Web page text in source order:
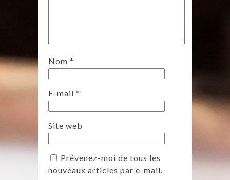
Nom *
E-mail *
Site web
Prévenez-moi de tous les
nouveaux articles par e-mail.